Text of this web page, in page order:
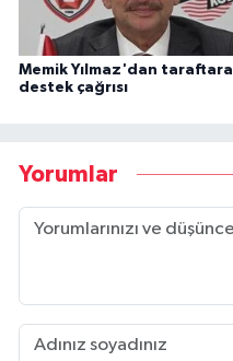
Memik Yılmaz'dan taraftara
destek çağrısı
Yorumlar